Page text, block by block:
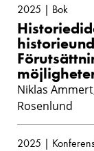
2025 | Bok
Niklas
Rosenlund
2025 |